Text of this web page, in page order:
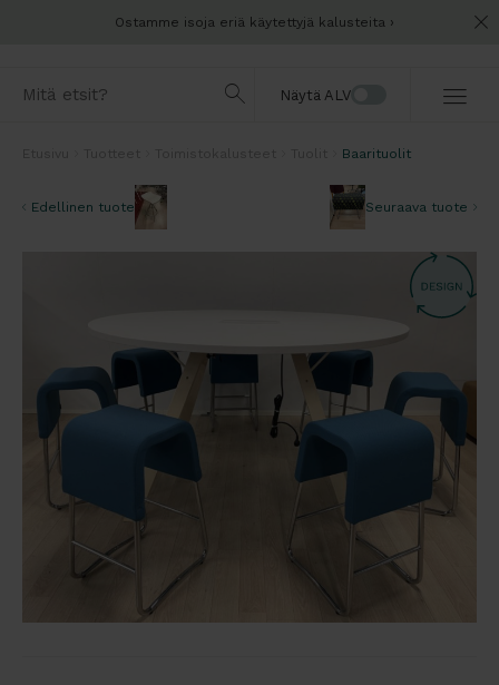
Ostamme isoja eriä käytettyjä kalusteita
Näytä ALV
Baarituolit
Edellinen tuote Seuraava tuote